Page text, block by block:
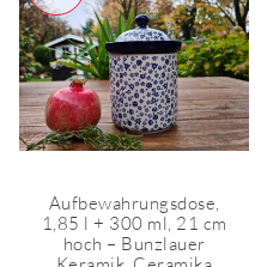
Aufbewahrungsdose,
1,85 l + 300 ml, 21 cm
hoch – Bunzlauer